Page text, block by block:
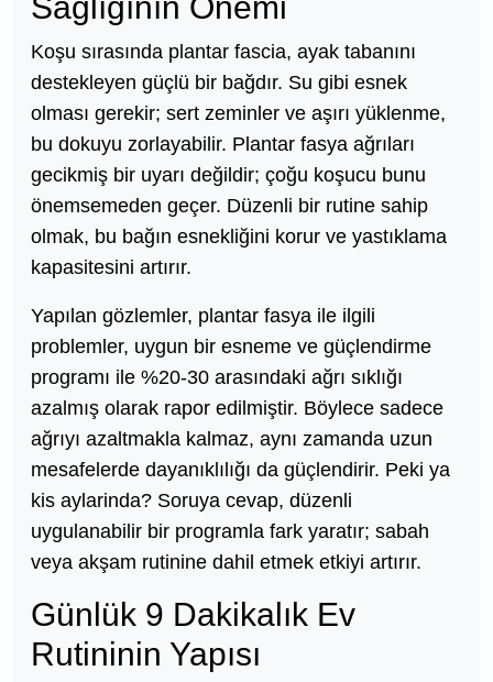
Koşu sırasında plantar fascia, ayak tabanını
destekleyen güçlü bir bağdır. Su gibi esnek
olması gerekir; sert zeminler ve aşırı yüklenme,
bu dokuyu zorlayabilir. Plantar fasya ağrıları
gecikmiş bir uyarı değildir; çoğu koşucu bunu
önemsemeden geçer. Düzenli bir rutine sahip
olmak, bu bağın esnekliğini korur ve yastıklama
kapasitesini artırır.
Yapılan gözlemler, plantar fasya ile ilgili
problemler, uygun bir esneme ve güçlendirme
programı ile %20-30 arasındaki ağrı sıklığı
azalmış olarak rapor edilmiştir. Böylece sadece
ağrıyı azaltmakla kalmaz, aynı zamanda uzun
mesafelerde dayanıklılığı da güçlendirir. Peki ya
kis aylarinda? Soruya cevap, düzenli
uygulanabilir bir programla fark yaratır; sabah
veya akşam rutinine dahil etmek etkiyi artırır.
Günlük 9 Dakikalık Ev
Rutininin Yapısı